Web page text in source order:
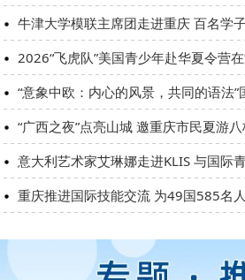
牛津大学模联主席团走进重庆 百名学
2026“飞虎队”美国青少年赴华夏令营
“意象中欧：内心的风景，共同的语法
“广西之夜”点亮山城 邀重庆市民夏游
意大利艺术家艾琳娜走进KLIS 与国际
重庆推进国际技能交流 为49国585名